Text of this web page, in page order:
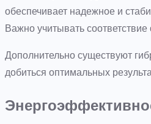
обеспечивает надежное и
Важно учитывать
Дополнительно существуют
добиться оптимальных